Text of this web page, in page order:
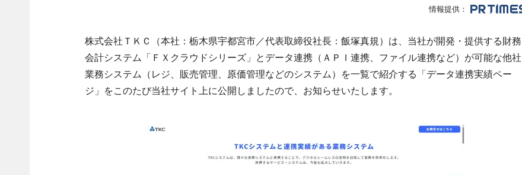
情報提供：
株式会社ＴＫＣ（本社：栃木県宇都宮市／代表取締役社長：飯塚真規）は、当社が開発・提供する財務
会計システム「ＦＸクラウドシリーズ」とデータ連携（ＡＰＩ連携、ファイル連携など）が可能な他社
業務システム（レジ、販売管理、原価管理などのシステム）を一覧で紹介する「データ連携実績ペー
ジ」をこのたび当社サイト上に公開しましたので、お知らせいたします。